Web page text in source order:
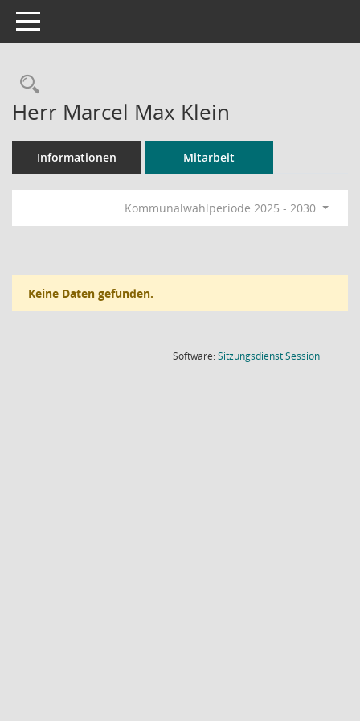
Toggle navigation
Rechercheauswahl
Herr Marcel Max Klein
Informationen Mitarbeit
Kommunalwahlperiode 2025 - 2030
Keine Daten gefunden.
Software:SitzungsdienstSession(Wird in